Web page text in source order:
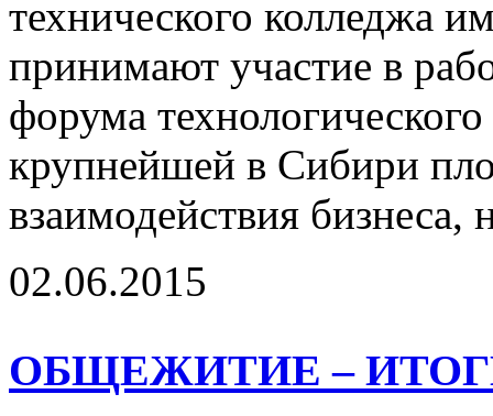
технического колледжа
принимают участие в
форума
крупнейшей в Сибири
взаимодействия бизнеса,
02.06.2015
ОБЩЕЖИТИЕ –